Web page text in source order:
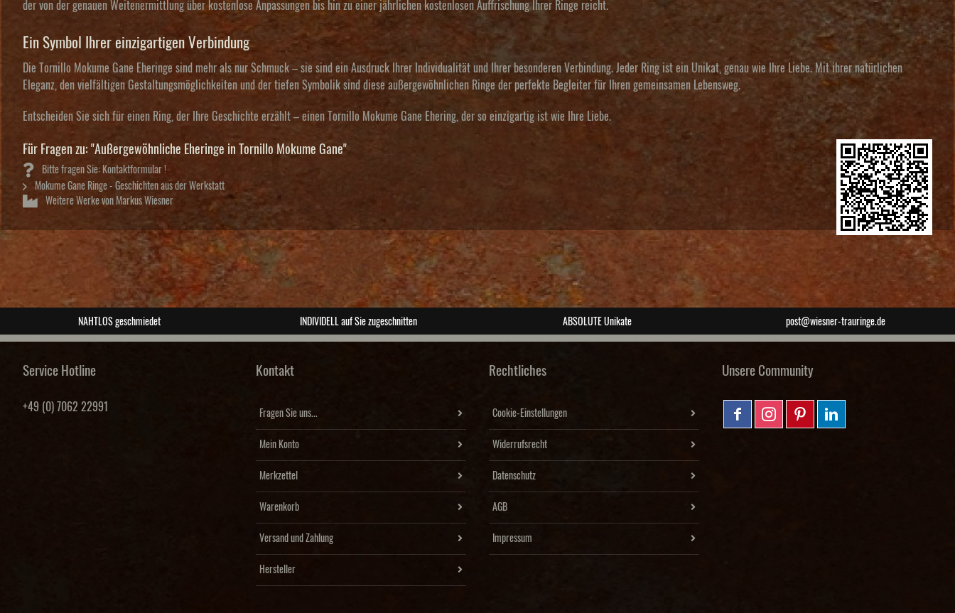
der von der genauen Weitenermittlung über kostenlose Anpassungen bis hin zu einer jährlichen kostenlosen Auffrischung Ihrer Ringe reicht.
Ein Symbol Ihrer einzigartigen Verbindung
Die Tornillo Mokume Gane Eheringe sind mehr als nur Schmuck – sie sind ein Ausdruck Ihrer Individualität und Ihrer besonderen Verbindung. Jeder Ring ist ein Unikat, genau wie Ihre Liebe. Mit ihrer natürlichen
Eleganz, den vielfältigen Gestaltungsmöglichkeiten und der tiefen Symbolik sind diese außergewöhnlichen Ringe der perfekte Begleiter für Ihren gemeinsamen Lebensweg.
Entscheiden Sie sich für einen Ring, der Ihre Geschichte erzählt – einen Tornillo Mokume Gane Ehering, der so einzigartig ist wie Ihre Liebe.
Für Fragen zu: "Außergewöhnliche Eheringe in Tornillo Mokume Gane"
Bitte fragen Sie: Kontaktformular !
Mokume Gane Ringe - Geschichten aus der Werkstatt
Weitere Werke von Markus Wiesner
NAHTLOS geschmiedet INDIVIDELL auf Sie zugeschnitten ABSOLUTE Unikate post@wiesner-trauringe.de
Service Hotline
+49 (0) 7062 22991
Kontakt
Fragen Sie uns...
Mein Konto
Merkzettel
Warenkorb
Versand und Zahlung
Hersteller
Rechtliches
Cookie-Einstellungen
Widerrufsrecht
Datenschutz
AGB
Impressum
Unsere Community